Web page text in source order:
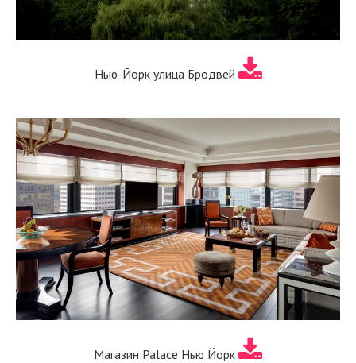
Нью-Йорк улица Бродвей
Магазин Palace Нью Йорк